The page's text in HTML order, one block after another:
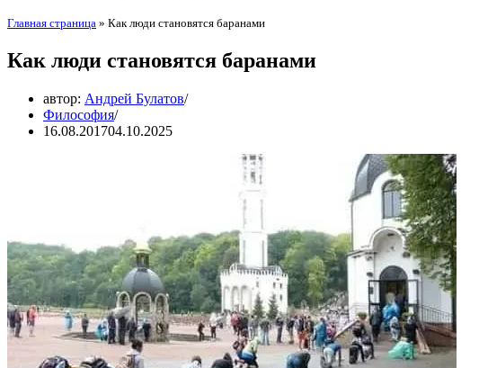
Главная страница » Как люди становятся баранами
Как люди становятся баранами
автор: Андрей Булатов
Философия
16.08.201704.10.2025